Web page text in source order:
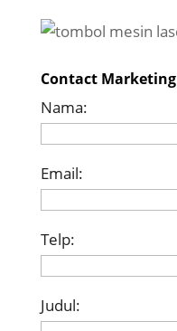
Contact Marketing
Nama:
Email:
Telp:
Judul: